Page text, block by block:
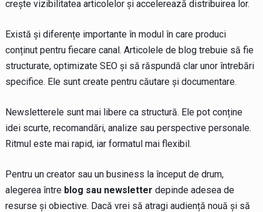
crește vizibilitatea articolelor și accelerează distribuirea lor.
Există și diferențe importante în modul în care produci
conținut pentru fiecare canal. Articolele de blog trebuie să fie
structurate, optimizate SEO și să răspundă clar unor întrebări
specifice. Ele sunt create pentru căutare și documentare.
Newsletterele sunt mai libere ca structură. Ele pot conține
idei scurte, recomandări, analize sau perspective personale.
Ritmul este mai rapid, iar formatul mai flexibil.
Pentru un creator sau un business la început de drum,
alegerea între blog sau newsletter depinde adesea de
resurse și obiective. Dacă vrei să atragi audiență nouă și să